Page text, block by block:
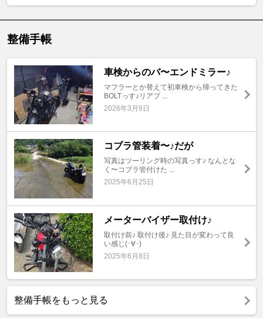
整備手帳
車検からのバ〜エンドミラー♪
マフラーとか替えて初車検から帰ってきた
BOLTっす♪リアブ ...
2026年3月9日
コブラ管装着〜♪だが
写真はツーリング時の写真っす♪ なんとな
く〜コブラ管付けた ...
2025年6月25日
メーターバイザー取付け♪
取付け前♪ 取付け後♪ 見た目が変わって良
い感じ(･∀･)
2025年6月8日
整備手帳をもっと見る